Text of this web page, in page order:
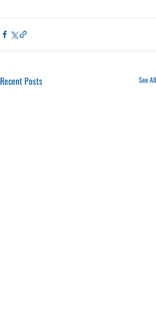
Recent Posts See All